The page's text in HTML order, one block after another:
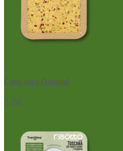
Cous cous Oriental
3,76€